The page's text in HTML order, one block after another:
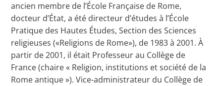
ancien membre de l’École Française de Rome,
docteur d’État, a été directeur d’études à l’École
Pratique des Hautes Études, Section des Sciences
religieuses («Religions de Rome»), de 1983 à 2001. À
partir de 2001, il était Professeur au Collège de
France (chaire « Religion, institutions et société de la
Rome antique »). Vice-administrateur du Collège de